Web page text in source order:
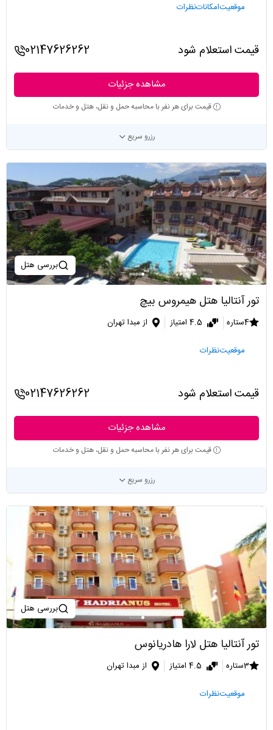
موقعیتامکاناتنظرات
قیمت استعلام شود 02147626262
مشاهده جزئیات
قیمت برای هر نفر با محاسبه حمل و نقل، هتل و خدمات
رزرو سریع
بررسی هتل
تور آنتالیا هتل هیمروس بیچ
4ستاره 4.5 امتیاز از مبدا تهران
موقعیتنظرات
قیمت استعلام شود 02147626262
مشاهده جزئیات
قیمت برای هر نفر با محاسبه حمل و نقل، هتل و خدمات
رزرو سریع
بررسی هتل
تور آنتالیا هتل لارا هادریانوس
3ستاره 4.5 امتیاز از مبدا تهران
موقعیتنظرات